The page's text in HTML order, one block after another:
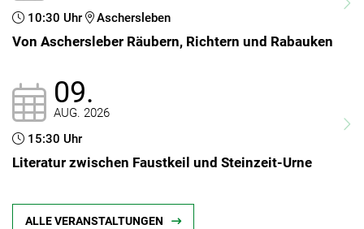
10:30 Uhr
Aschersleben
Von Aschersleber Räubern, Richtern und Rabauken
09.
AUG. 2026
15:30 Uhr
Literatur zwischen Faustkeil und Steinzeit-Urne
ALLE VERANSTALTUNGEN